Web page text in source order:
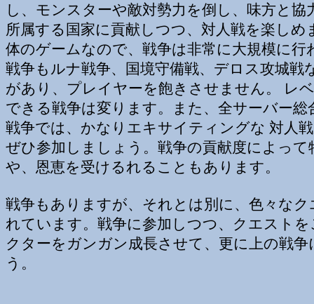
し、モンスターや敵対勢力を倒し、味方と協
所属する国家に貢献しつつ、対人戦を楽しめ
体のゲームなので、戦争は非常に大規模に行
戦争もルナ戦争、国境守備戦、デロス攻城戦
があり、プレイヤーを飽きさせません。 レ
できる戦争は変ります。また、全サーバー総
戦争では、かなりエキサイティングな 対人
ぜひ参加しましょう。戦争の貢献度によって
や、恩恵を受けるれることもあります。
戦争もありますが、それとは別に、色々な
れています。戦争に参加しつつ、クエスト
クターをガンガン成長させて、更に上の戦
う。